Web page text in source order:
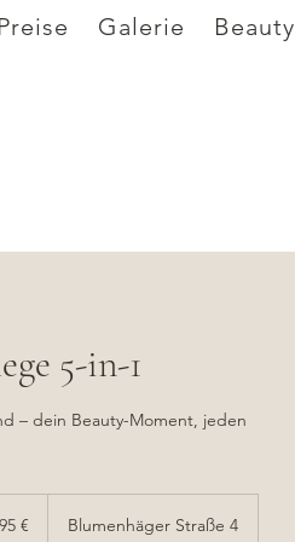
Preise Galerie
5-in-1
– dein Beauty-Moment, jeden
€ Blumenhäger Straße 4